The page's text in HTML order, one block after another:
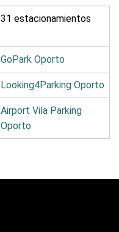
31 estacionamientos
GoPark Oporto
Looking4Parking Oporto
Airport Vila Parking
Oporto